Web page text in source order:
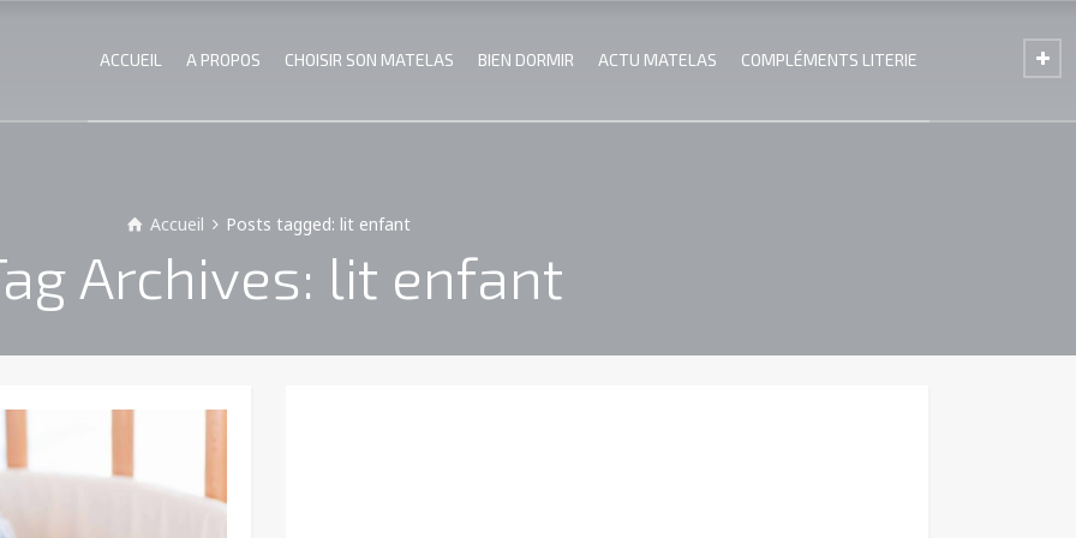
ACCUEIL A PROPOS CHOISIR SON MATELAS BIEN DORMIR ACTU MATELAS COMPLÉMENTS LITERIE
Accueil Posts tagged: lit enfant
Archives: lit enfant